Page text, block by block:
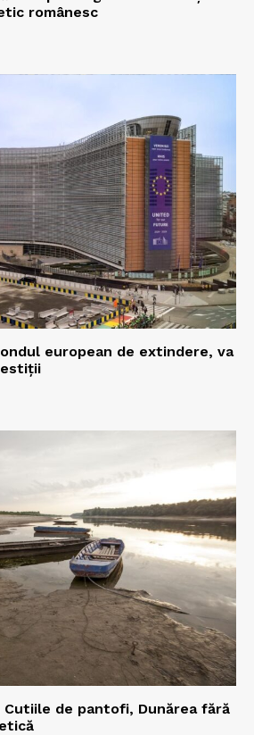
românesc
european de extindere, va
Cutiile de pantofi, Dunărea fără